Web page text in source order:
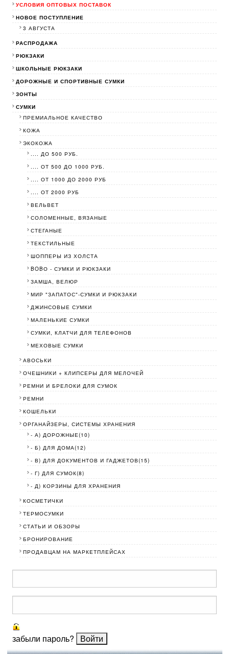
УСЛОВИЯ ОПТОВЫХ ПОСТАВОК
НОВОЕ ПОСТУПЛЕНИЕ
3 АВГУСТА
РАСПРОДАЖА
РЮКЗАКИ
ШКОЛЬНЫЕ РЮКЗАКИ
ДОРОЖНЫЕ И СПОРТИВНЫЕ СУМКИ
ЗОНТЫ
СУМКИ
ПРЕМИАЛЬНОЕ КАЧЕСТВО
КОЖА
ЭКОКОЖА
.... ДО 500 РУБ.
.... ОТ 500 ДО 1000 РУБ.
.... ОТ 1000 ДО 2000 РУБ
.... ОТ 2000 РУБ
ВЕЛЬВЕТ
СОЛОМЕННЫЕ, ВЯЗАНЫЕ
СТЕГАНЫЕ
ТЕКСТИЛЬНЫЕ
ШОППЕРЫ ИЗ ХОЛСТА
BOBО - СУМКИ И РЮКЗАКИ
ЗАМША, ВЕЛЮР
МИР "ЗАПАТОС"-СУМКИ И РЮКЗАКИ
ДЖИНСОВЫЕ СУМКИ
МАЛЕНЬКИЕ СУМКИ
СУМКИ, КЛАТЧИ ДЛЯ ТЕЛЕФОНОВ
МЕХОВЫЕ СУМКИ
АВОСЬКИ
ОЧЕШНИКИ + КЛИПСЕРЫ ДЛЯ МЕЛОЧЕЙ
РЕМНИ И БРЕЛОКИ ДЛЯ СУМОК
РЕМНИ
КОШЕЛЬКИ
ОРГАНАЙЗЕРЫ, СИСТЕМЫ ХРАНЕНИЯ
- А) ДОРОЖНЫЕ(10)
- Б) ДЛЯ ДОМА(12)
- В) ДЛЯ ДОКУМЕНТОВ И ГАДЖЕТОВ(15)
- Г) ДЛЯ СУМОК(8)
- Д) КОРЗИНЫ ДЛЯ ХРАНЕНИЯ
КОСМЕТИЧКИ
ТЕРМОСУМКИ
СТАТЬИ И ОБЗОРЫ
БРОНИРОВАНИЕ
ПРОДАВЦАМ НА МАРКЕТПЛЕЙСАХ
забыли пароль?